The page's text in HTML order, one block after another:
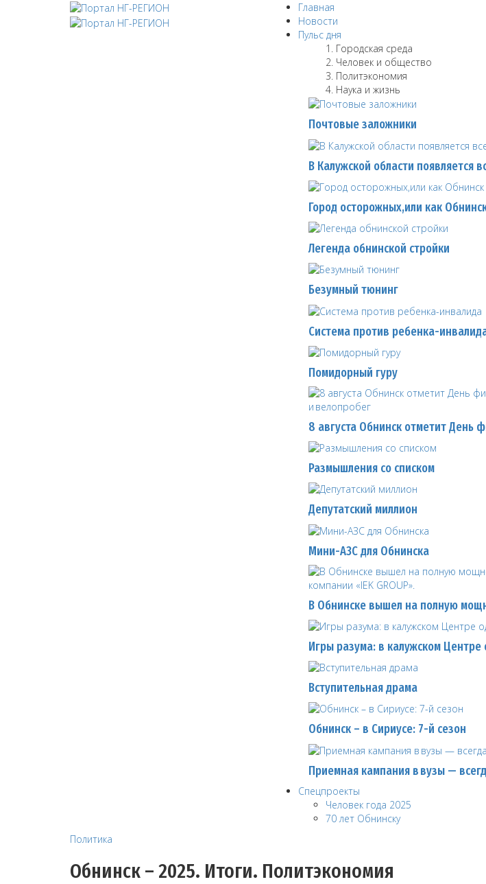
Главная
Новости
Пульс дня
Городская среда
Человек и общество
Политэкономия
Наука и жизнь
Почтовые заложники
В Калужской области появляется
Город осторожных,или как
Легенда обнинской стройки
Безумный тюнинг
Система против ребенка-
Помидорный гуру
8 августа Обнинск отметит День
Размышления со списком
Депутатский миллион
Мини-АЗС для Обнинска
В Обнинске вышел на полную
Игры разума: в калужском
Вступительная драма
Обнинск – в Сириусе: 7-й сезон
Приемная кампания в вузы —
Спецпроекты
Человек года 2025
70 лет Обнинску
Политика
Обнинск – 2025. Итоги. Политэкономия